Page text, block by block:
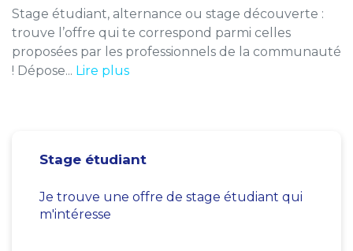
Stage étudiant, alternance ou stage découverte :
trouve l’offre qui te correspond parmi celles
proposées par les professionnels de la communauté
! Dépose... Lire plus
Stage étudiant
Je trouve une offre de stage étudiant qui
m'intéresse